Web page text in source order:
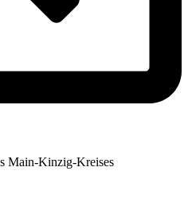
Main-Kinzig-Kreises